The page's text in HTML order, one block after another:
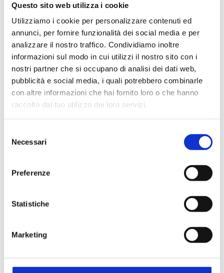
Questo sito web utilizza i cookie
Utilizziamo i cookie per personalizzare contenuti ed
annunci, per fornire funzionalità dei social media e per
analizzare il nostro traffico. Condividiamo inoltre
informazioni sul modo in cui utilizzi il nostro sito con i
nostri partner che si occupano di analisi dei dati web,
pubblicità e social media, i quali potrebbero combinarle
con altre informazioni che hai fornito loro o che hanno
raccolto dal tuo utilizzo dei loro servizi.
delNecessari
Preferenze
Statistiche
Marketing